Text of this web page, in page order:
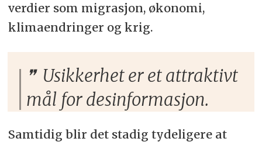
verdier som migrasjon, økonomi,
klimaendringer og krig.
Usikkerhet er et attraktivt
mål for desinformasjon.
Samtidig blir det stadig tydeligere at